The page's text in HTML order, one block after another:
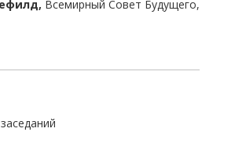
, Всемирный Совет Будущего,